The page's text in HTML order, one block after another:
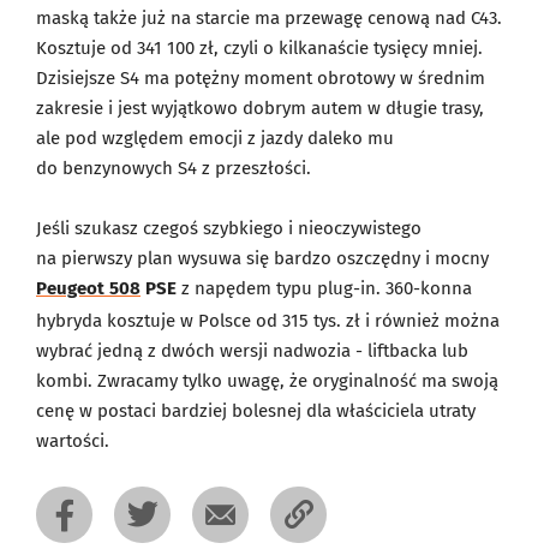
maską także już na starcie ma przewagę cenową nad C43.
Kosztuje od 341 100 zł, czyli o kilkanaście tysięcy mniej.
Dzisiejsze S4 ma potężny moment obrotowy w średnim
zakresie i jest wyjątkowo dobrym autem w długie trasy,
ale pod względem emocji z jazdy daleko mu
do benzynowych S4 z przeszłości.
Jeśli szukasz czegoś szybkiego i nieoczywistego
na pierwszy plan wysuwa się bardzo oszczędny i mocny
Peugeot 508 PSE z napędem typu plug-in. 360-konna
hybryda kosztuje w Polsce od 315 tys. zł i również można
wybrać jedną z dwóch wersji nadwozia - liftbacka lub
kombi. Zwracamy tylko uwagę, że oryginalność ma swoją
cenę w postaci bardziej bolesnej dla właściciela utraty
wartości.